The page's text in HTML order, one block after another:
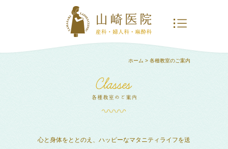
ホーム > 各種教室のご案内
心と身体をととのえ、ハッピーなマタニティライフを送